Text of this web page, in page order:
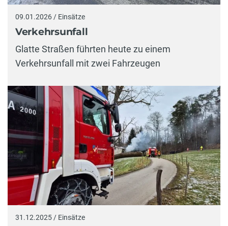
09.01.2026 / Einsätze
Verkehrsunfall
Glatte Straßen führten heute zu einem
Verkehrsunfall mit zwei Fahrzeugen
31.12.2025 / Einsätze